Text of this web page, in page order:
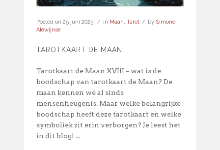
Posted on 25 juni 2025 in Maan, Tarot by Simone
Alewijnse
TAROTKAART DE MAAN
Tarotkaart de Maan XVIII – wat is de
boodschap van tarotkaart de Maan? De
maan kennen we al sinds
mensenheugenis. Maar welke belangrijke
boodschap heeft deze tarotkaart en welke
symboliek zit erin verborgen? Je leest het
in dit blog! ...